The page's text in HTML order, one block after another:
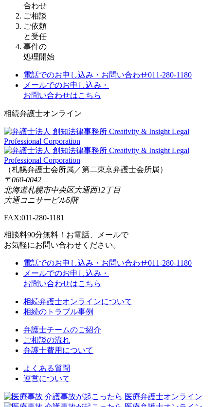
合わせ
ご相談
ご依頼
と受任
事件の
処理開始
電話でのお申し込み・お問い合わせ011-280-1180
メールでのお申し込み・
お問い合わせはこちら
相続弁護士オンライン
（札幌弁護士会所属／第二東京弁護士会所属）
〒060-0042
北海道札幌市中央区大通西12丁目
大通コニサービル5階
FAX:011-280-1181
相談料90分無料！ お電話、メールで
お気軽にお問い合わせください。
電話でのお申し込み・お問い合わせ011-280-1180
メールでのお申し込み・
お問い合わせはこちら
相続弁護士オンラインについて
相続のトラブル事例
弁護士チームのご紹介
ご相談の流れ
弁護士費用について
よくある質問
運営について